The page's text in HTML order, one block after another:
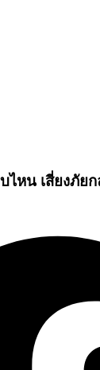
หน เสี่ยงภัยก